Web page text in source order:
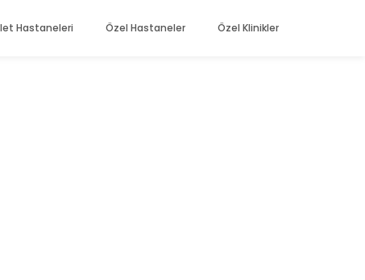
Hastaneleri Özel Hastaneler Özel Klinikler